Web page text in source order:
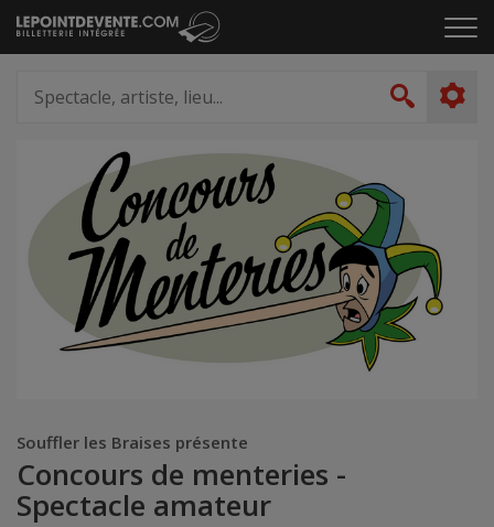
Passer
au
le
artiste,
lieu...
Souffler les Braises présente
Concours de menteries -
Spectacle amateur